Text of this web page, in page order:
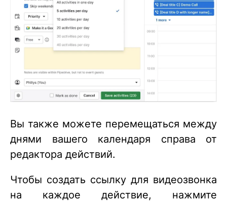
Вы также можете перемещаться между
днями вашего календаря справа от
редактора действий.
Чтобы создать ссылку для видеозвонка
на каждое действие, нажмите